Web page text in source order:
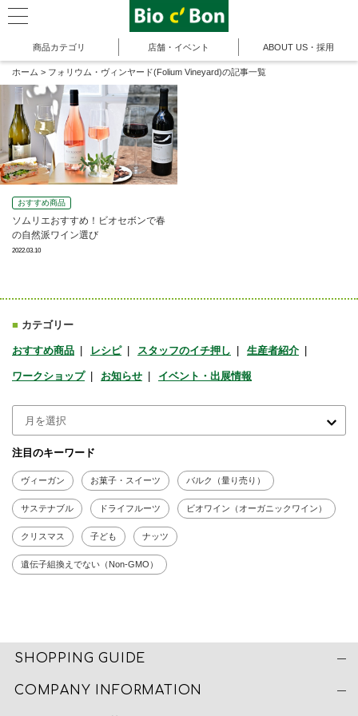
商品カテゴリ 店舗・イベント ABOUT US・採用
ホーム > フォリウム・ヴィンヤード(Folium Vineyard)の記事一覧
おすすめ商品
ソムリエおすすめ！ビオセボンで春
の自然派ワイン選び
2022.03.10
■ カテゴリー
おすすめ商品 レシピ スタッフのイチ押し 生産者紹介
ワークショップ お知らせ イベント・出展情報
注目のキーワード
ヴィーガン お菓子・スイーツ バルク（量り売り）
サステナブル ドライフルーツ ビオワイン（オーガニックワイン）
クリスマス 子ども ナッツ
遺伝子組換えでない（Non-GMO）
SHOPPING GUIDE
COMPANY INFORMATION